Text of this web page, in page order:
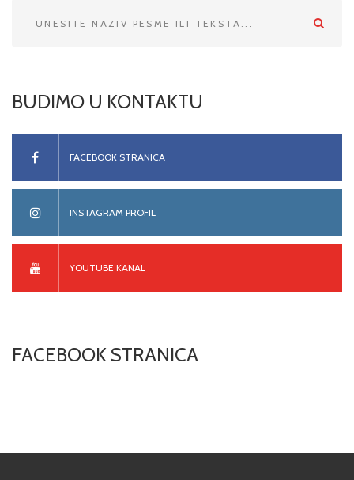
BUDIMO U KONTAKTU
FACEBOOK STRANICA
INSTAGRAM PROFIL
YOUTUBE KANAL
FACEBOOK STRANICA